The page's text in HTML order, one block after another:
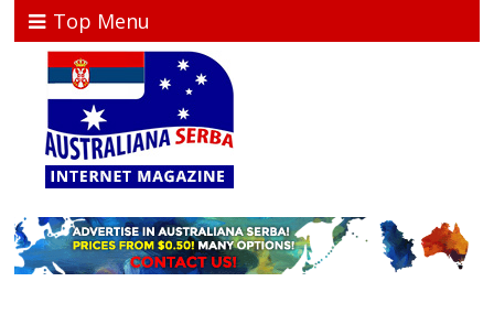
Top Menu